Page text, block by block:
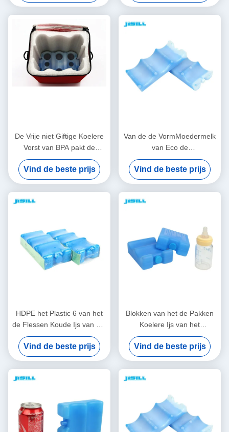
De Vrije niet Giftige Koelere
Vorst van BPA pakt de
Koelpakken van het Gel
Geschikte & Verse Ijs in
Vind de beste prijs
Van de de VormMoedermelk
van Eco de
Vriendschappelijke 3 Golven
Pakken van het het Ijspak
Bevroren Ijs voor Voedsel
Vind de beste prijs
HDPE het Plastic 6 van het
de Flessen Koude Ijs van het
Pakbier Bewijs van het de
Vormlek Pakken Gebogen
Vind de beste prijs
Blokken van het de Pakken
Koelere Ijs van het
Moedermelk kunnen
Lichtgewicht Blauwe Ijs 4
niet Giftig
Vind de beste prijs